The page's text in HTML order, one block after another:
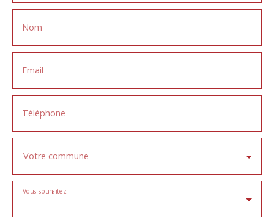
Nom
Email
Téléphone
Votre commune
-
Vous souhaitez